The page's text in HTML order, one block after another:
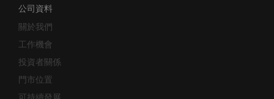
公司資料
關於我們
工作機會
投資者關係
門市位置